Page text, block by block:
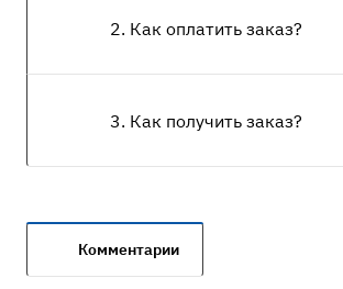
2. Как оплатить заказ?
3. Как получить заказ?
Комментарии